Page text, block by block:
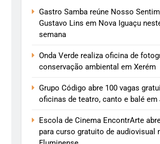
Gastro Samba reúne Nosso
Gustavo Lins em Nova Iguaçu
semana
Onda Verde realiza oficina de
conservação ambiental em Xerém
Grupo Código abre 100 vagas
oficinas de teatro, canto e balé em
Escola de Cinema EncontrArte
para curso gratuito de audiovisual